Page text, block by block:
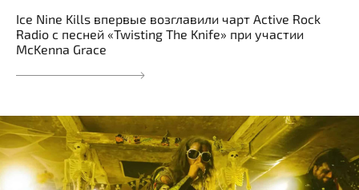
Ice Nine Kills впервые возглавили чарт Active Rock
Radio с песней «Twisting The Knife» при участии
McKenna Grace